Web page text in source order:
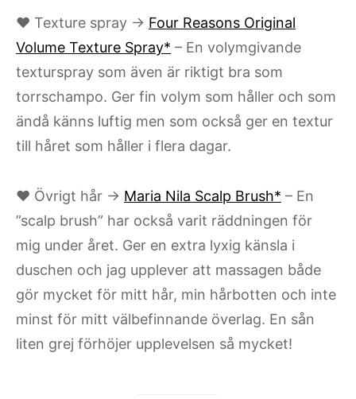
♥ Texture spray → Four Reasons Original
Volume Texture Spray* – En volymgivande
texturspray som även är riktigt bra som
torrschampo. Ger fin volym som håller och som
ändå känns luftig men som också ger en textur
till håret som håller i flera dagar.
♥ Övrigt hår → Maria Nila Scalp Brush* – En
”scalp brush” har också varit räddningen för
mig under året. Ger en extra lyxig känsla i
duschen och jag upplever att massagen både
gör mycket för mitt hår, min hårbotten och inte
minst för mitt välbefinnande överlag. En sån
liten grej förhöjer upplevelsen så mycket!